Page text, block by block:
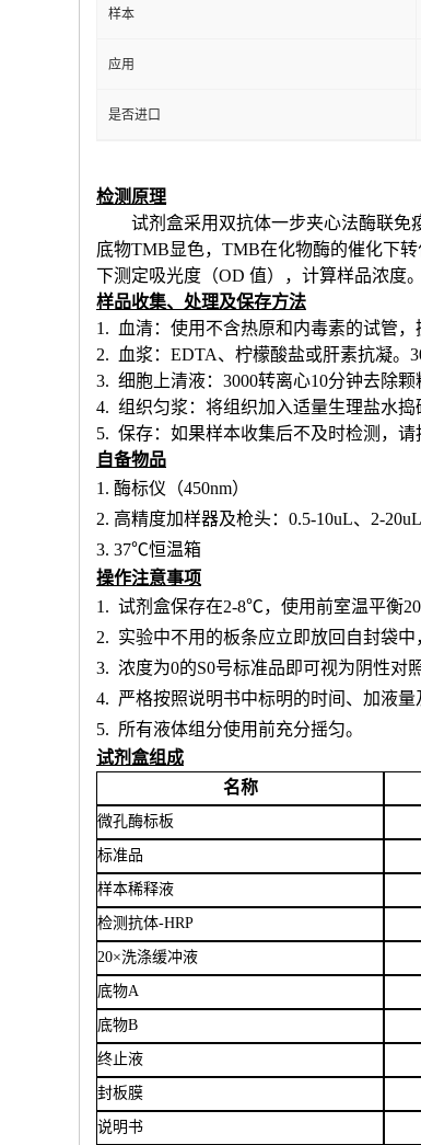
样本
应用
是否进口
检测原理
试剂盒采用双抗体一步夹心法酶联免
底物TMB显色，TMB在化物酶的催化下
下测定吸光度（OD 值），计算样品浓度。
样品收集、处理及保存方法
1. 血清：使用不含热原和内毒素的试管，
2. 血浆：EDTA、柠檬酸盐或肝素抗凝。
3. 细胞上清液：3000转离心10分钟去除颗
4. 组织匀浆：将组织加入适量生理盐水捣
5. 保存：如果样本收集后不及时检测，
自备物品
1. 酶标仪（450nm）
2. 高精度加样器及枪头： 0.5-10uL、2-
3. 37℃恒温箱
操作注意事项
1. 试剂盒保存在2-8℃，使用前室温平衡
2. 实验中不用的板条应立即放回自封袋中
3. 浓度为0的S0号标准品即可视为阴性对
4. 严格按照说明书中标明的时间、加液量
5. 所有液体组分使用前充分摇匀。
试剂盒组成
名称
微孔酶标板
标准品
样本稀释液
检测抗体-HRP
20×洗涤缓冲液
底物A
底物B
终止液
封板膜
说明书